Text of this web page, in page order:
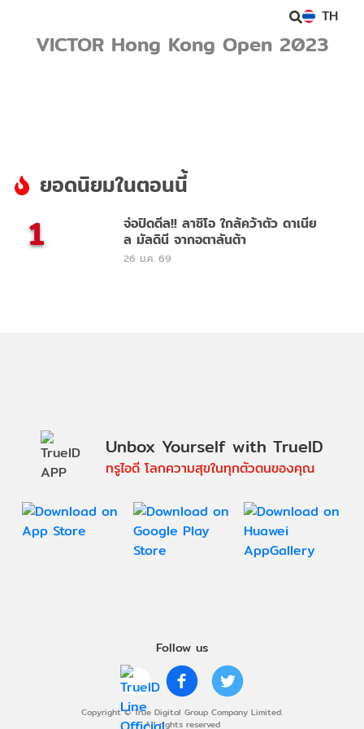
TH
VICTOR Hong Kong Open 2023
ยอดนิยมในตอนนี้
1
จ่อปิดดีล!! ลาซิโอ ใกล้คว้าตัว ดาเนีย
ล มัลดินี จากอตาลันต้า
26 ม.ค. 69
Follow us
Copyright © True Digital Group Company Limited.
All rights reserved
Unbox Yourself with TrueID
ทรูไอดี โลกความสุขในทุกตัวตนของคุณ